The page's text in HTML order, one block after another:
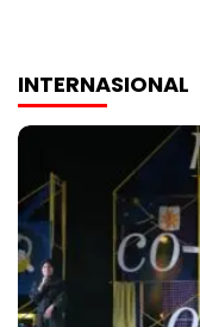
INTERNASIONAL